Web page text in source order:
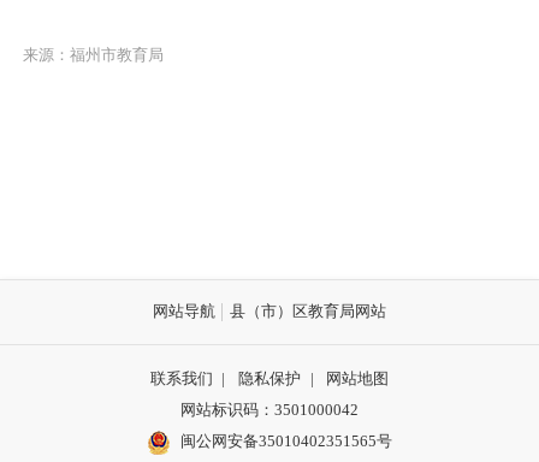
来源：福州市教育局
网站导航 县（市）区教育局网站
联系我们 | 隐私保护 |
网站地图
网站标识码：3501000042
闽公网安备35010402351565号